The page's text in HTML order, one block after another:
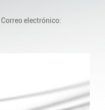
Correo electrónico: